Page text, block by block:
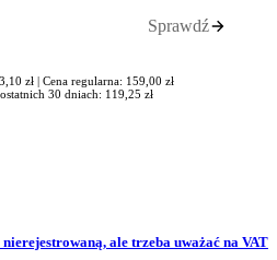
Sprawdź
zł | Cena regularna: 159,00 zł
30 dniach: 119,25 zł
ale trzeba uważać na VAT